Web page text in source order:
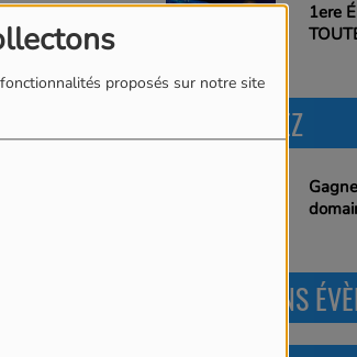
proposés sur notre site
1ere
PARTICIPEZ
PROCHAINS